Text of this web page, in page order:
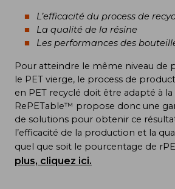
L’efficacité du process de
La qualité de la résine
Les performances des
Pour atteindre le même niveau de
le PET vierge, le process de
en PET recyclé doit être adapté à la
RePETable™ propose donc une
de solutions pour obtenir ce
l’efficacité de la production et la
quel que soit le pourcentage de
plus, cliquez ici.